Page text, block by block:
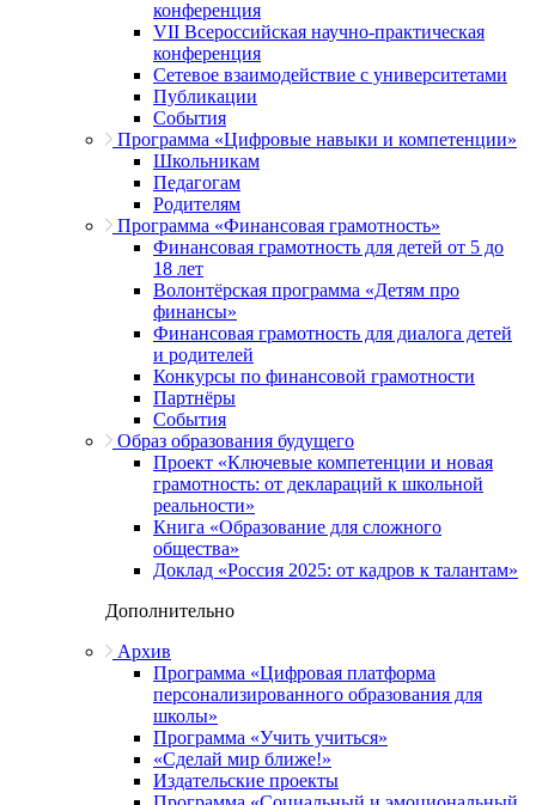
конференция
VII Всероссийская научно-практическая
конференция
Сетевое взаимодействие с университетами
Публикации
События
Программа «Цифровые навыки и компетенции»
Школьникам
Педагогам
Родителям
Программа «Финансовая грамотность»
Финансовая грамотность для детей от 5 до
18 лет
Волонтёрская программа «Детям про
финансы»
Финансовая грамотность для диалога детей
и родителей
Конкурсы по финансовой грамотности
Партнёры
События
Образ образования будущего
Проект «Ключевые компетенции и новая
грамотность: от деклараций к школьной
реальности»
Книга «Образование для сложного
общества»
Доклад «Россия 2025: от кадров к талантам»
Дополнительно
Архив
Программа «Цифровая платформа
персонализированного образования для
школы»
Программа «Учить учиться»
«Сделай мир ближе!»
Издательские проекты